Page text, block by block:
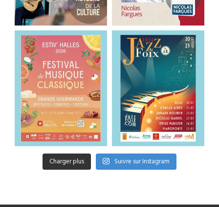
Charger plus Suivre sur Instagram